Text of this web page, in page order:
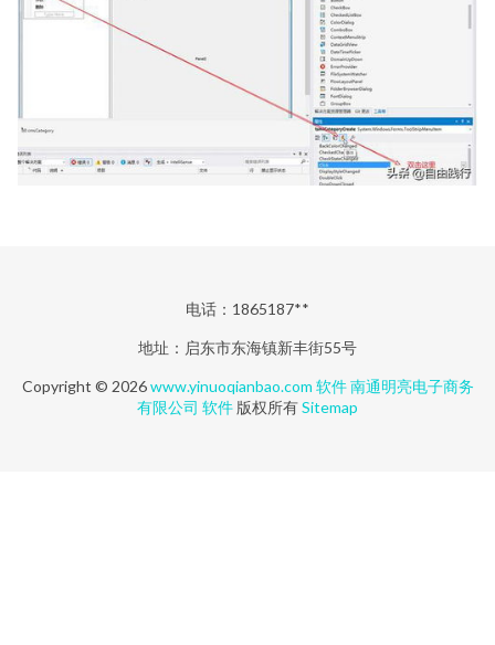
电话：1865187**
地址：启东市东海镇新丰街55号
Copyright © 2026www.yinuoqianbao.com 软件 南通明亮电子商务
有限公司 软件 版权所有Sitemap